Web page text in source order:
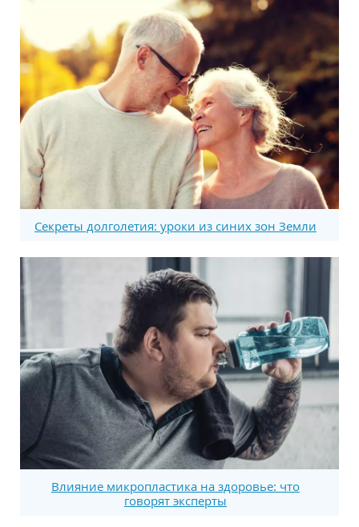
Секреты долголетия: уроки из синих зон Земли
Влияние микропластика на здоровье: что
говорят эксперты